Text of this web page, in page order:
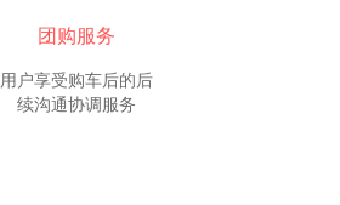
团购服务
用户享受购车后的后
续沟通协调服务